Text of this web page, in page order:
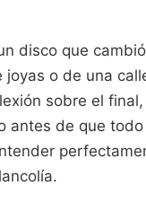
disco que
o de una
sobre el
antes de que